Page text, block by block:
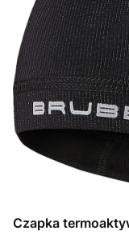
Czapka